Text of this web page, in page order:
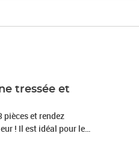
tressée et
pièces et rendez
! Il est idéal pour le
espace extérieur !